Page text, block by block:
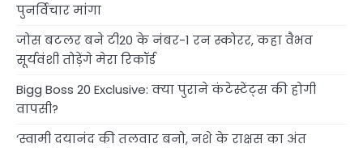
पुनर्विचार मांगा
जोस बटलर बने टी20 के नंबर-1 रन स्कोरर, कहा वैभव
सूर्यवंशी तोड़ेंगे मेरा रिकॉर्ड
Bigg Boss 20 Exclusive: क्या पुराने कंटेस्टेंट्स की होगी
वापसी?
‘स्वामी दयानंद की तलवार बनो, नशे के राक्षस का अंत